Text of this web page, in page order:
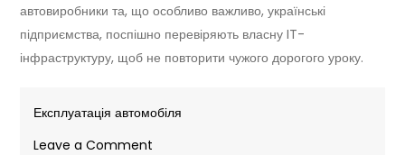
автовиробники та, що особливо важливо, українські
підприємства, поспішно перевіряють власну IT-
інфраструктуру, щоб не повторити чужого дорогого уроку.
Експлуатація автомобіля
Leave a Comment